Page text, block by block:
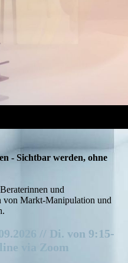
- Sichtbar werden, ohne
und
von Markt-Manipulation und
// Di. von 9:15-
via Zoom